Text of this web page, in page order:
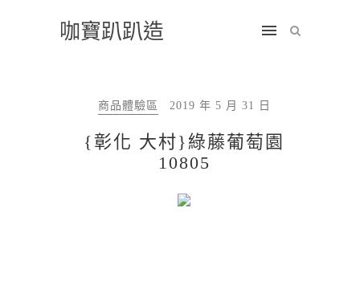
咖寶趴趴造
商品體驗區 2019 年 5 月 31 日
{彰化 大村}綠藤葡萄園
10805